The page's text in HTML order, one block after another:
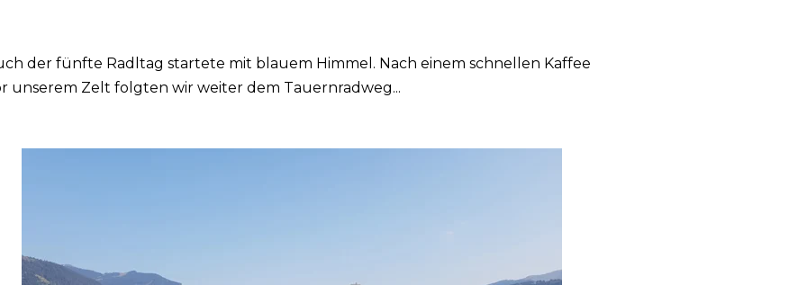
der fünfte Radltag startete mit blauem Himmel. Nach einem schnellen Kaffee
unserem Zelt folgten wir weiter dem Tauernradweg...